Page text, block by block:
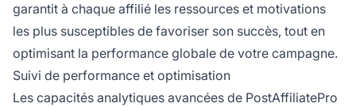
garantit à chaque affilié les ressources et motivations
les plus susceptibles de favoriser son succès, tout en
optimisant la performance globale de votre campagne.
Suivi de performance et optimisation
Les capacités analytiques avancées de PostAffiliatePro